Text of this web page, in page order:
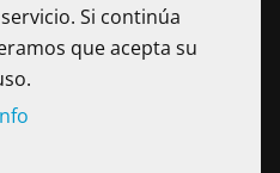
Nacional.
– Colombia Teléfono: (+57)
Si continúa
que acepta su